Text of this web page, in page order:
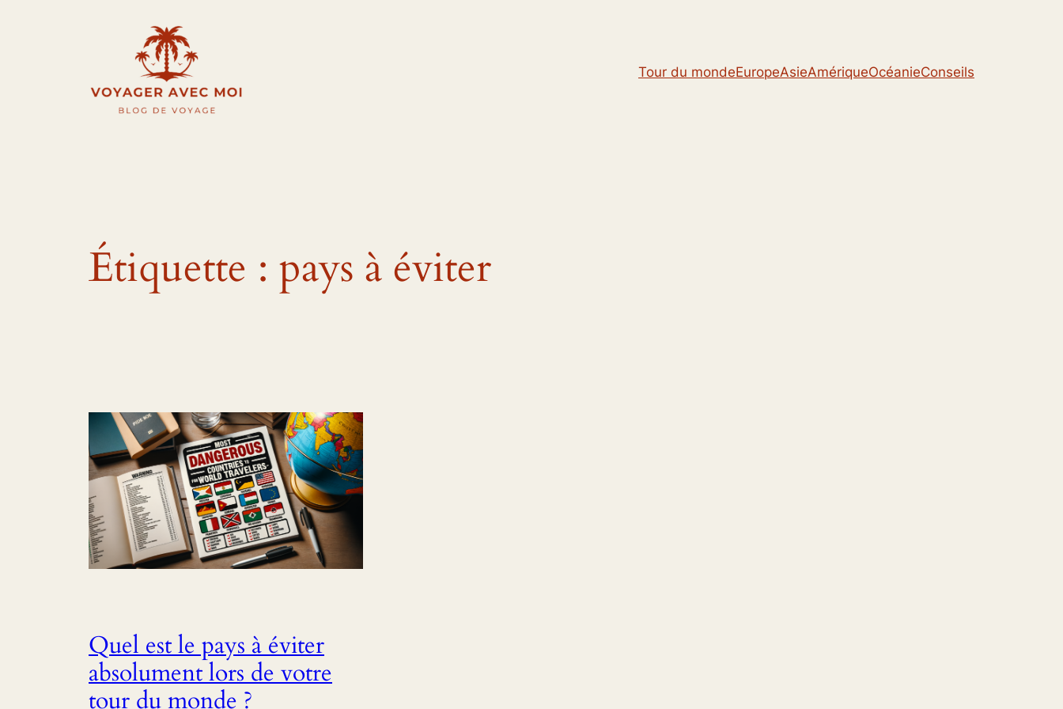
Tour du mondeEuropeAsieAmériqueOcéanieConseils
Étiquette : pays à éviter
Quel est le pays à éviter
absolument lors de votre
tour du monde ?